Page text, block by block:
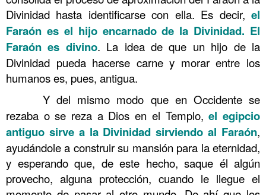
Divinidad hasta identificarse con ella. Es decir, el
Faraón es el hijo encarnado de la Divinidad. El
Faraón es divino. La idea de que un hijo de la
Divinidad pueda hacerse carne y morar entre los
humanos es, pues, antigua.
Y del mismo modo que en Occidente se
rezaba o se reza a Dios en el Templo,el egipcio
antiguo sirve a la Divinidad sirviendo al Faraón,
ayudándole a construir su mansión para la eternidad,
y esperando que, de este hecho, saque él algún
provecho, alguna protección, cuando le llegue el